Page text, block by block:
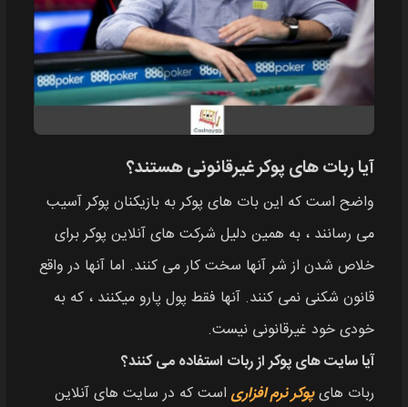
آیا ربات های پوکر غیرقانونی هستند؟
واضح است که این بات های پوکر به بازیکنان پوکر آسیب
می رسانند ، به همین دلیل شرکت های آنلاین پوکر برای
خلاص شدن از شر آنها سخت کار می کنند. اما آنها در واقع
قانون شکنی نمی کنند. آنها فقط پول پارو میکنند ، که به
خودی خود غیرقانونی نیست.
آیا سایت های پوکر از ربات استفاده می کنند؟
ربات هایپوکر نرم افزاریاست که در سایت های آنلاین